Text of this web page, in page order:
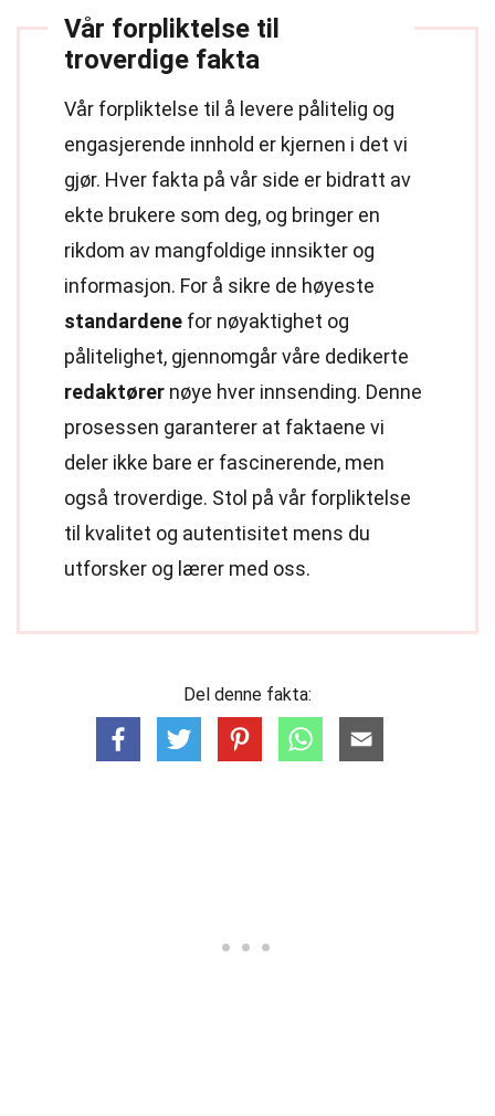
Vår forpliktelse til
troverdige fakta
Vår forpliktelse til å levere pålitelig og
engasjerende innhold er kjernen i det vi
gjør. Hver fakta på vår side er bidratt av
ekte brukere som deg, og bringer en
rikdom av mangfoldige innsikter og
informasjon. For å sikre de høyeste
standardene for nøyaktighet og
pålitelighet, gjennomgår våre dedikerte
redaktører nøye hver innsending. Denne
prosessen garanterer at faktaene vi
deler ikke bare er fascinerende, men
også troverdige. Stol på vår forpliktelse
til kvalitet og autentisitet mens du
utforsker og lærer med oss.
Del denne fakta: